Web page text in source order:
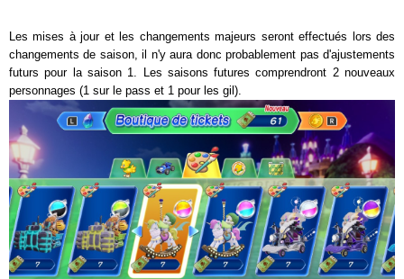
Les mises à jour et les changements majeurs seront effectués lors des
changements de saison, il n'y aura donc probablement pas d'ajustements
futurs pour la saison 1. Les saisons futures comprendront 2 nouveaux
personnages (1 sur le pass et 1 pour les gil).